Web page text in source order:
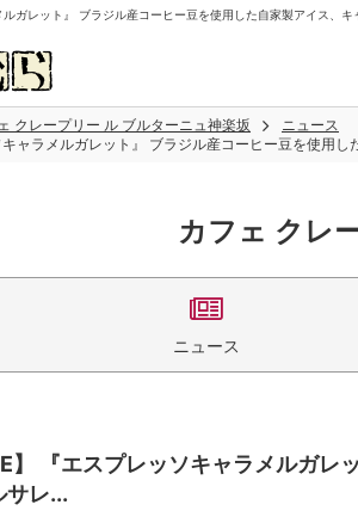
ルガレット』 ブラジル産コーヒー豆を使用した自家製アイス
クレープリー ル ブルターニュ神楽坂
ニュース
キャラメルガレット』 ブラジル産コーヒー豆を使用
カフェ クレ
ニュース
】 『エスプレッソキャラメルガ
サレ...